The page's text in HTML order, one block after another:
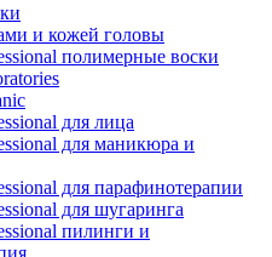
и кожей головы
полимерные воски
для лица
для маникюра и
для парафинотерапии
для шугаринга
пилинги и